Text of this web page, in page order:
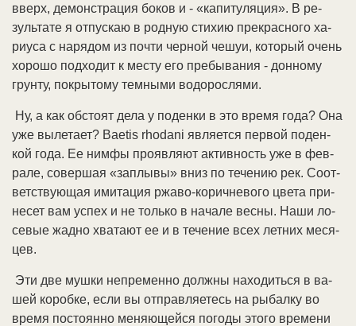
вверх, де­мон­ст­ра­ция бо­ков и - «ка­пи­ту­ля­ция». В ре­
зуль­та­те я от­пус­каю в род­ную сти­хию пре­крас­но­го ха­
риу­са с на­ря­дом из поч­ти чер­ной че­шуи, ко­то­рый очень
хо­ро­шо под­хо­дит к мес­ту его пре­бы­ва­ния - дон­но­му
грун­ту, по­кры­то­му тем­ны­ми во­до­рос­ля­ми.
Ну, а как об­сто­ят де­ла у по­ден­ки в это вре­мя го­да? Она
уже вы­ле­та­ет? Baetis rhodani яв­ля­ет­ся пер­вой по­ден­
кой го­да. Ее ним­фы про­яв­ля­ют ак­тив­ность уже в фев­
ра­ле, со­вер­шая «за­плы­вы» вниз по те­че­нию рек. Со­от­
вет­ст­вую­щая ими­та­ция ржа­во-ко­рич­не­во­го цве­та при­
не­сет вам ус­пех и не толь­ко в на­ча­ле вес­ны. На­ши ло­
се­вые жад­но хва­та­ют ее и в те­че­ние всех лет­них ме­ся­
цев.
Эти две муш­ки не­пре­мен­но долж­ны на­хо­дить­ся в ва­
шей ко­роб­ке, ес­ли вы от­прав­ляе­тесь на ры­бал­ку во
вре­мя по­сто­ян­но ме­няю­щей­ся по­го­ды это­го вре­ме­ни